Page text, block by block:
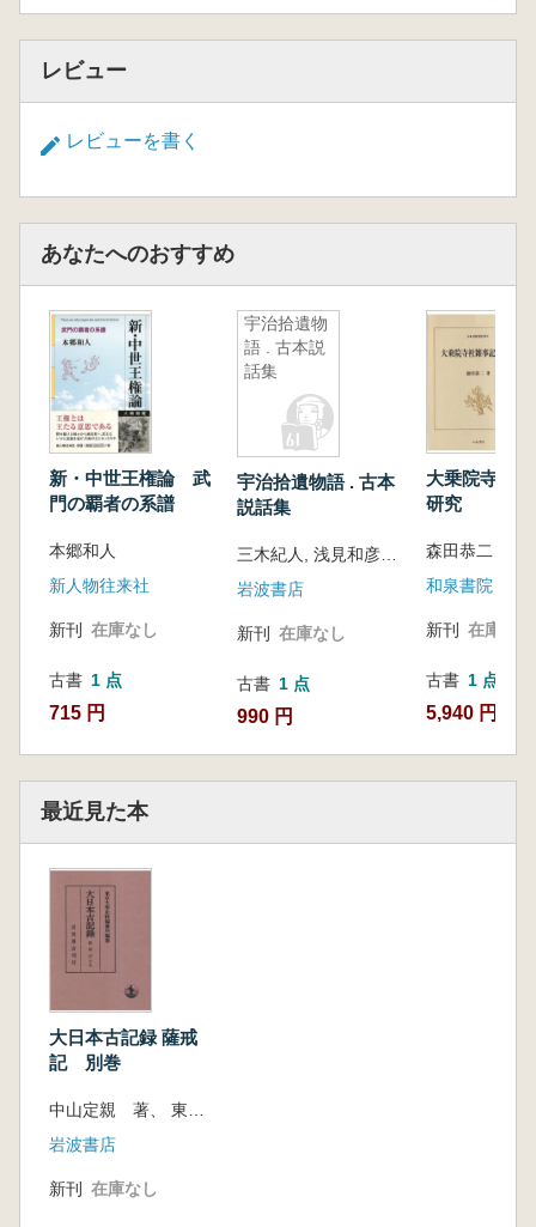
レビュー
レビューを書く
あなたへのおすすめ
新・中世王権論 武
門の覇者の系譜
本郷和人
新人物往来社
新刊 在庫なし
古書 1 点
715 円
宇治拾遺物
語 . 古本説
話集
宇治拾遺物語 . 古本
説話集
三木紀人, 浅見和彦校注 . 中村義雄, 小内一明校注
岩波書店
新刊 在庫なし
古書 1 点
990 円
大乗院寺社
研究
森田恭二 著
和泉書院
新刊 在庫なし
古書 1 点
5,940 円
最近見た本
大日本古記録 薩戒
記 別巻
岩波書店
新刊 在庫なし